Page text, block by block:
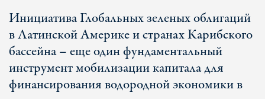
Инициатива Глобальных зеленых облигаций
в Латинской Америке и странах Карибского
бассейна – еще один фундаментальный
инструмент мобилизации капитала для
финансирования водородной экономики в